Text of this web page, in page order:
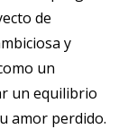
de
y
un
un equilibrio
amor perdido.